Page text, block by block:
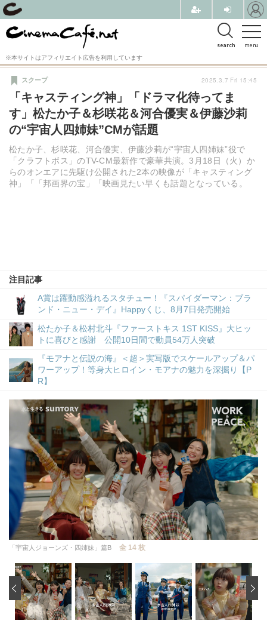
menu
search
※本サイトはアフィリエイト広告を利用しています
「キャスティング神」「ドラマ化待ってま
す」松たか子＆杉咲花＆河合優実＆伊藤沙莉
の“宇宙人四姉妹”CMが話題
松たか子、杉咲花、河合優実、伊藤沙莉が“宇宙人四姉妹”役で
「クラフトボス」のTV-CM最新作で豪華共演。3月18日（火）か
らのオンエアに先駆け公開された2本の映像が「キャスティング
神」「「邦画界の宝」「映画見たい早くも話題となっている。
スクープ
注目記事
A賞は躍動感溢れるスタチュー！『スパイダーマン：ブラ
ンド・ニュー・デイ』Happyくじ、8月7日発売開始
松たか子＆松村北斗『ファーストキス 1ST KISS』大ヒッ
トに喜びと感謝 公開10日間で動員54万人突破
『モアナと伝説の海』＜超＞実写版でスケールアップ＆パ
ワーアップ！等身大ヒロイン・モアナの魅力を深掘り【P
R】
2025.3.7 Fri 15:45
「宇宙人ジョーンズ・四姉妹」篇B 全 14 枚
‹